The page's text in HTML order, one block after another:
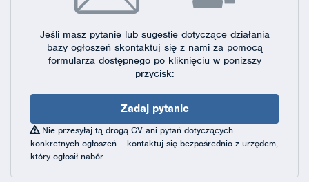
Jeśli masz pytanie lub sugestie dotyczące działania
bazy ogłoszeń skontaktuj się z nami za pomocą
formularza dostępnegopo kliknięciu w poniższy
przycisk:
Zadaj pytanie
Nie przesyłaj tą drogą CV ani pytań dotyczących
konkretnych ogłoszeń – kontaktuj się bezpośrednio z urzędem,
który ogłosił nabór.